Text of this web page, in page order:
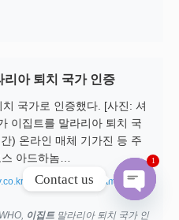
리아 퇴치 국가 인증
국가로 인증했다. [사진: 셔
이집트를 말라리아 퇴치 국
) 온라인 매체 기가진 등 주
스 아드하놈…
news/articleView.html?idxno
이집트말라리아 퇴치 국가 인
Contact us
Open
1